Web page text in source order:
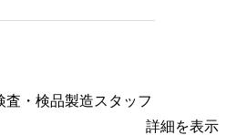
査・検品製造スタッフ
詳細を表示